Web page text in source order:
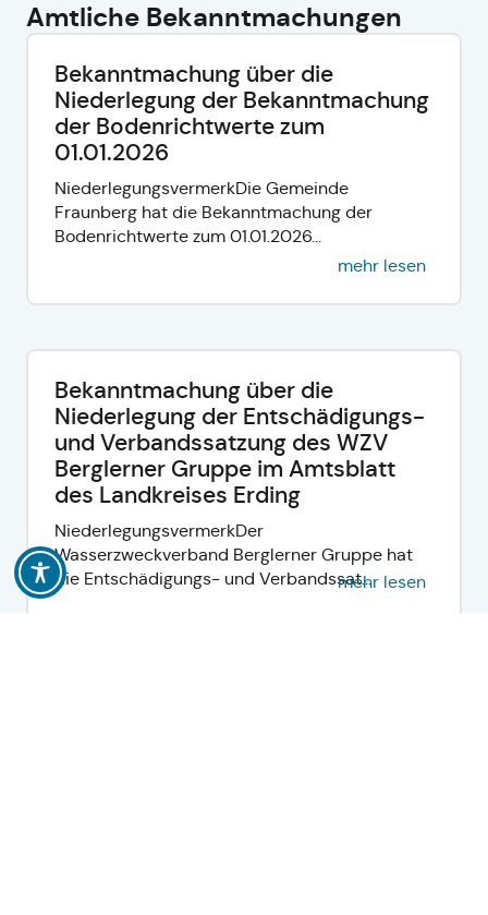
Amtliche Bekanntmachungen
Bekanntmachung über die
Niederlegung der Bekanntmachung
der Bodenrichtwerte zum
01.01.2026
NiederlegungsvermerkDie Gemeinde
Fraunberg hat die Bekanntmachung der
Bodenrichtwerte zum 01.01.2026...
mehr lesen
Bekanntmachung über die
Niederlegung der Entschädigungs-
und Verbandssatzung des WZV
Berglerner Gruppe im Amtsblatt
des Landkreises Erding
NiederlegungsvermerkDer
Wasserzweckverband Berglerner Gruppe hat
die Entschädigungs- und Verbandssat...mehr lesen